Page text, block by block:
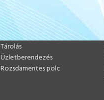
Tárolás
Üzletberendezés
Rozsdamentes polc